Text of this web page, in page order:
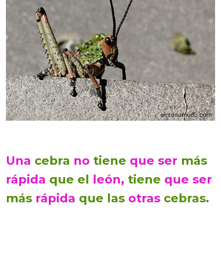
Una cebra no tiene que ser más
rápida que el león, tiene que ser
más rápida que las otras cebras.